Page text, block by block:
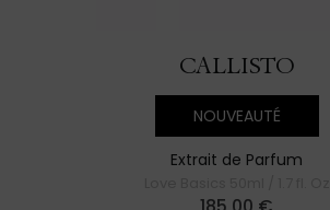
CALLISTO
NOUVEAUTÉ
Extrait de Parfum